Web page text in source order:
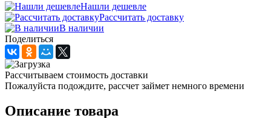
Нашли дешевле
Рассчитать доставку
В наличии
Поделиться
Рассчитываем стоимость доставки
Пожалуйста подождите, рассчет займет немного времени
Описание товара